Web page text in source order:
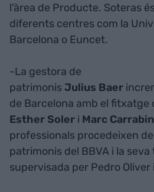
l'àrea de Producte. Soteras
diferents centres com la
Barcelona o Euncet.
-La gestora de
patrimonisJulius Baer
de Barcelona amb el fitxatge
Esther Soler i Marc
professionals procedeixen
patrimonis del BBVA i la seva
supervisada per Pedro Oliver